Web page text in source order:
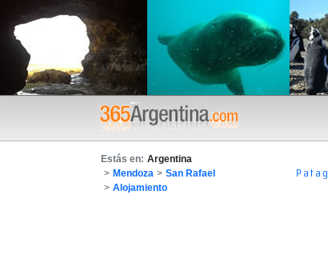
Estás en: Argentina
> Mendoza > San Rafael
> Alojamiento